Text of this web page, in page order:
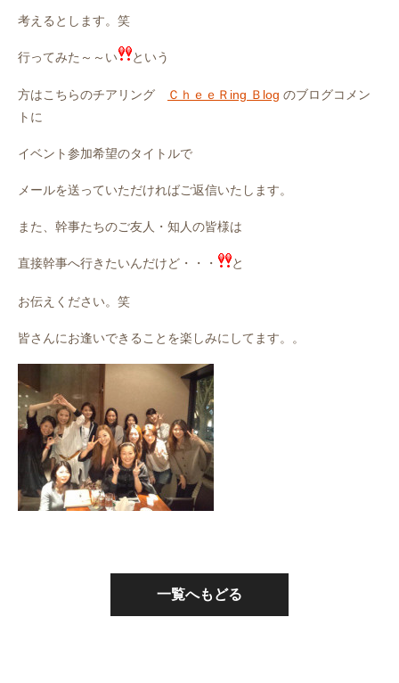
考えるとします。笑
行ってみた～～い という
方はこちらのチアリング ＣｈｅｅＲing Ｂlog のブログコメン
トに
イベント参加希望のタイトルで
メールを送っていただければご返信いたします。
また、幹事たちのご友人・知人の皆様は
直接幹事へ行きたいんだけど・・・ と
お伝えください。笑
皆さんにお逢いできることを楽しみにしてます。。
一覧へもどる